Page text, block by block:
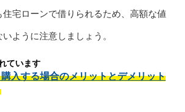
住宅ローンで借りられるため、高額な値
ように注意しましょう。
ています
入する場合のメリットとデメリット